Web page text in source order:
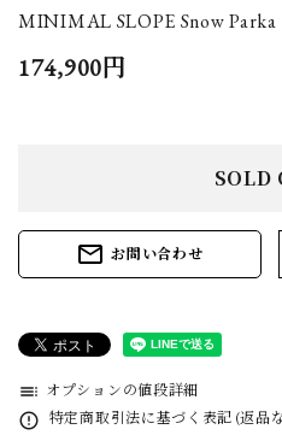
MINIMAL SLOPE Snow Parka
174,900円
SOLD
mail_outline お問い合わせ
toc オプションの値段詳細
error_outline 特定商取引法に基づく表記 (返品